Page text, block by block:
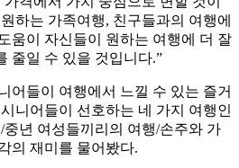
하는 가족여행, 친구들과의 여행에
움이 자신들이 원하는 여행에 더 잘
줄일 수 있을 것입니다.”
어들이 여행에서 느낄 수 있는 즐거
니어들이 선호하는 네 가지 여행인
년 여성들끼리의 여행/손주와 가
의 재미를 물어봤다.